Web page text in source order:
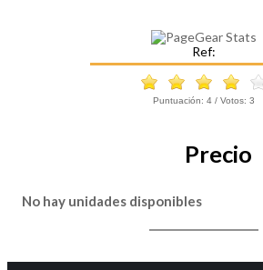
Ref:
Puntuación: 4 / Votos: 3
Precio
No hay unidades disponibles